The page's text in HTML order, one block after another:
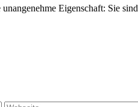
Eigenschaft: Sie